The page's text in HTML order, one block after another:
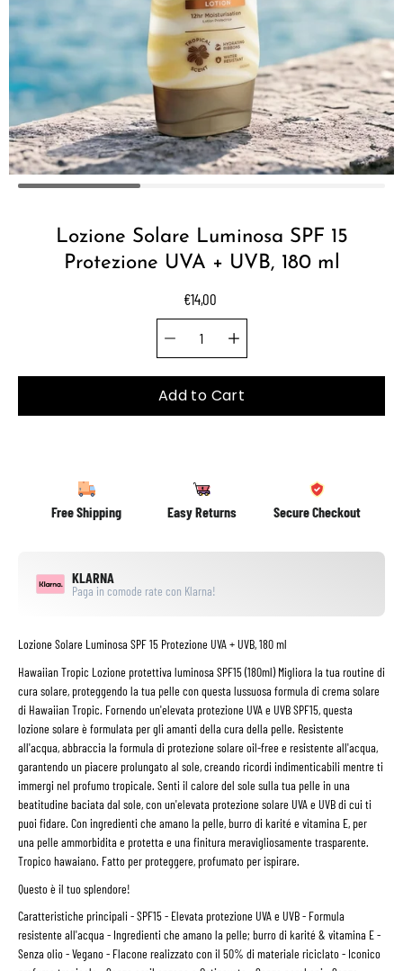
Lozione Solare Luminosa SPF 15
Protezione UVA + UVB, 180 ml
€14,00
Select
variant
Quantity selector
Add to Cart
Free Shipping Easy Returns Secure Checkout
KLARNA
Paga in comode rate con Klarna!
Lozione Solare Luminosa SPF 15 Protezione UVA + UVB, 180 ml
Hawaiian Tropic Lozione protettiva luminosa SPF15 (180ml) Migliora la tua routine di
cura solare, proteggendo la tua pelle con questa lussuosa formula di crema solare
di Hawaiian Tropic. Fornendo un'elevata protezione UVA e UVB SPF15, questa
lozione solare è formulata per gli amanti della cura della pelle. Resistente
all'acqua, abbraccia la formula di protezione solare oil-free e resistente all'acqua,
garantendo un piacere prolungato al sole, creando ricordi indimenticabili mentre ti
immergi nel profumo tropicale. Senti il calore del sole sulla tua pelle in una
beatitudine baciata dal sole, con un'elevata protezione solare UVA e UVB di cui ti
puoi fidare. Con ingredienti che amano la pelle, burro di karité e vitamina E, per
una pelle ammorbidita e protetta e una finitura meravigliosamente trasparente.
Tropico hawaiano. Fatto per proteggere, profumato per ispirare.
Questo è il tuo splendore!
Caratteristiche principali - SPF15 - Elevata protezione UVA e UVB - Formula
resistente all'acqua - Ingredienti che amano la pelle; burro di karité & vitamina E -
Senza olio - Vegano - Flacone realizzato con il 50% di materiale riciclato - Iconico